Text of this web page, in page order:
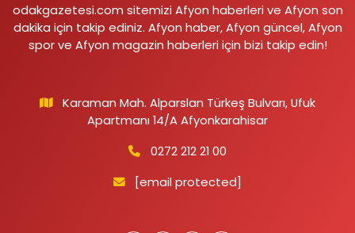
odakgazetesi.com sitemizi Afyon haberleri ve Afyon son
dakika için takip ediniz. Afyon haber, Afyon güncel, Afyon
spor ve Afyon magazin haberleri için bizi takip edin!
Karaman Mah. Alparslan Türkeş Bulvarı, Ufuk
Apartmanı 14/A Afyonkarahisar
0272 212 21 00
[email protected]